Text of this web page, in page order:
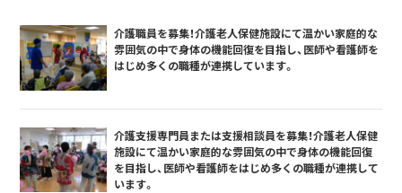
介護職員を募集！介護老人保健施設にて温かい家庭的な
雰囲気の中で身体の機能回復を目指し、医師や看護師を
はじめ多くの職種が連携しています。
介護支援専門員または支援相談員を募集！介護老人保健
施設にて温かい家庭的な雰囲気の中で身体の機能回復
を目指し、医師や看護師をはじめ多くの職種が連携して
います。